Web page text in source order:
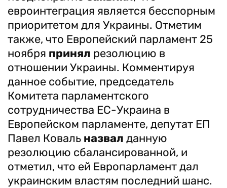
евроинтеграция является бесспорным
приоритетом для Украины. Отметим
также, что Европейский парламент 25
ноября принял резолюцию в
отношении Украины. Комментируя
данное событие, председатель
Комитета парламентского
сотрудничества ЕС-Украина в
Европейском парламенте, депутат ЕП
Павел Коваль назвал данную
резолюцию сбалансированной, и
отметил, что ей Европарламент дал
украинским властям последний шанс.